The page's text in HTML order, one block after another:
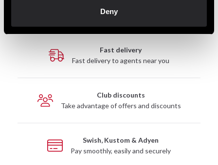
Deny
Fast delivery
Fast delivery to agents near you
Club discounts
Take advantage of offers and discounts
Swish, Kustom & Adyen
Pay smoothly, easily and securely